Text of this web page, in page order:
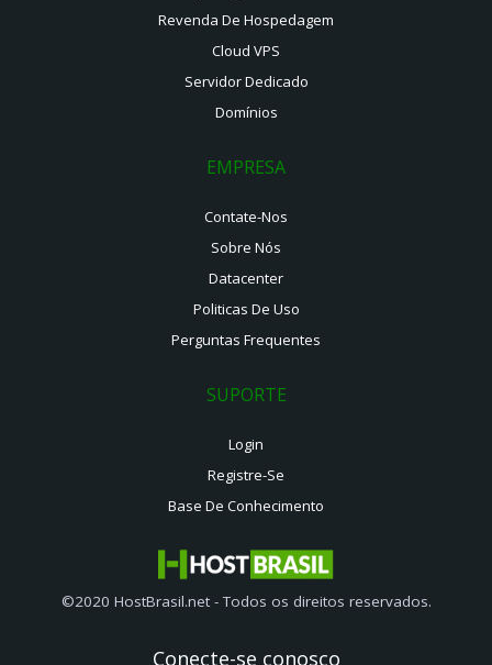
Revenda De Hospedagem
Cloud VPS
Servidor Dedicado
Domínios
EMPRESA
Contate-Nos
Sobre Nós
Datacenter
Politicas De Uso
Perguntas Frequentes
SUPORTE
Login
Registre-Se
Base De Conhecimento
©2020 HostBrasil.net - Todos os direitos reservados.
Conecte-se conosco